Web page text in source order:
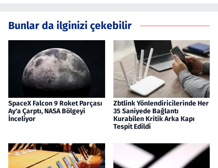
Bunlar da ilginizi çekebilir
SpaceX Falcon 9 Roket Parçası
Ay'a Çarptı, NASA Bölgeyi
İnceliyor
Zbtlink Yönlendiricilerinde Her
35 Saniyede Bağlantı
Kurabilen Kritik Arka Kapı
Tespit Edildi